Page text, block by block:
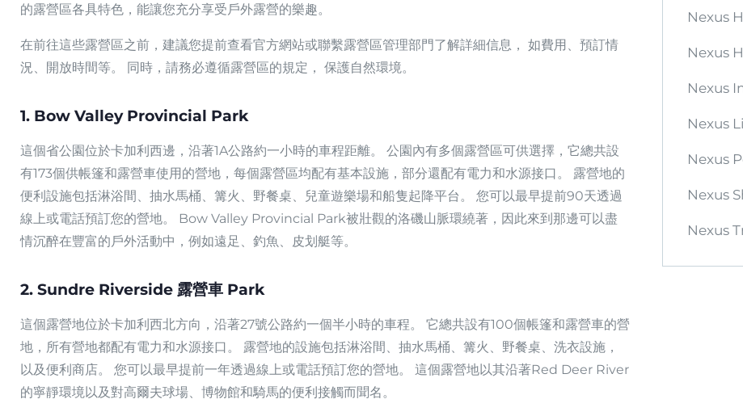
的露營區各具特色，能讓您充分享受戶外露營的樂趣。
在前往這些露營區之前，建議您提前查看官方網站或聯繫露營區管理部門了解詳細信息， 如費用、預訂情
況、開放時間等。 同時，請務必遵循露營區的規定， 保護自然環境。
1. Bow Valley Provincial Park
這個省公園位於卡加利西邊，沿著1A公路約一小時的車程距離。 公園內有多個露營區可供選擇，它總共設
有173個供帳篷和露營車使用的營地，每個露營區均配有基本設施，部分還配有電力和水源接口。 露營地的
便利設施包括淋浴間、抽水馬桶、篝火、野餐桌、兒童遊樂場和船隻起降平台。 您可以最早提前90天透過
線上或電話預訂您的營地。 Bow Valley Provincial Park被壯觀的洛磯山脈環繞著，因此來到那邊可以盡
情沉醉在豐富的戶外活動中，例如遠足、釣魚、皮划艇等。
2. Sundre Riverside 露營車 Park
這個露營地位於卡加利西北方向，沿著27號公路約一個半小時的車程。 它總共設有100個帳篷和露營車的營
地，所有營地都配有電力和水源接口。 露營地的設施包括淋浴間、抽水馬桶、篝火、野餐桌、洗衣設施，
以及便利商店。 您可以最早提前一年透過線上或電話預訂您的營地。 這個露營地以其沿著Red Deer River
的寧靜環境以及對高爾夫球場、博物館和騎馬的便利接觸而聞名。
Nexus
Nexus
Nexus
Nexus
Nexus
Nexus
Nexus